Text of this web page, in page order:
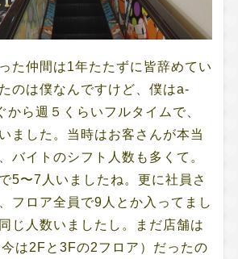
た仲間は1年たたずに皆辞めてい
のは僕なんですけど、僕はa-
から週５くらいフルタイムで、
ました。当時はお客さんが本当
バイトのシフト人数も多くて。
5〜7人いましたね。更に社員さ
フロア全員で9人とか入ってまし
じ人数いましたし。まだ店舗は
は2Fと3Fの2フロア）だったの